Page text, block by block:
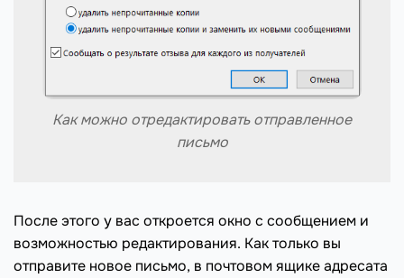
Как можно отредактировать отправленное
письмо
После этого у вас откроется окно с сообщением и
возможностью редактирования. Как только вы
отправите новое письмо, в почтовом ящике адресата